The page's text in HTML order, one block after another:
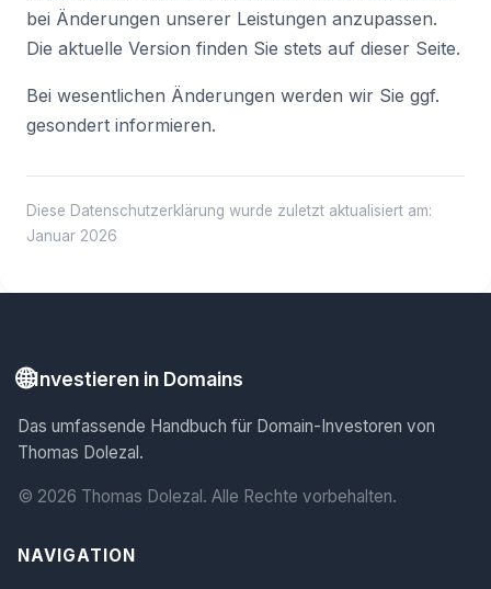
bei Änderungen unserer Leistungen anzupassen.
Die aktuelle Version finden Sie stets auf dieser Seite.
Bei wesentlichen Änderungen werden wir Sie ggf.
gesondert informieren.
Diese Datenschutzerklärung wurde zuletzt aktualisiert am:
Januar 2026
🌐Investieren in Domains
Das umfassende Handbuch für Domain-Investoren von
Thomas Dolezal.
© 2026 Thomas Dolezal. Alle Rechte vorbehalten.
NAVIGATION